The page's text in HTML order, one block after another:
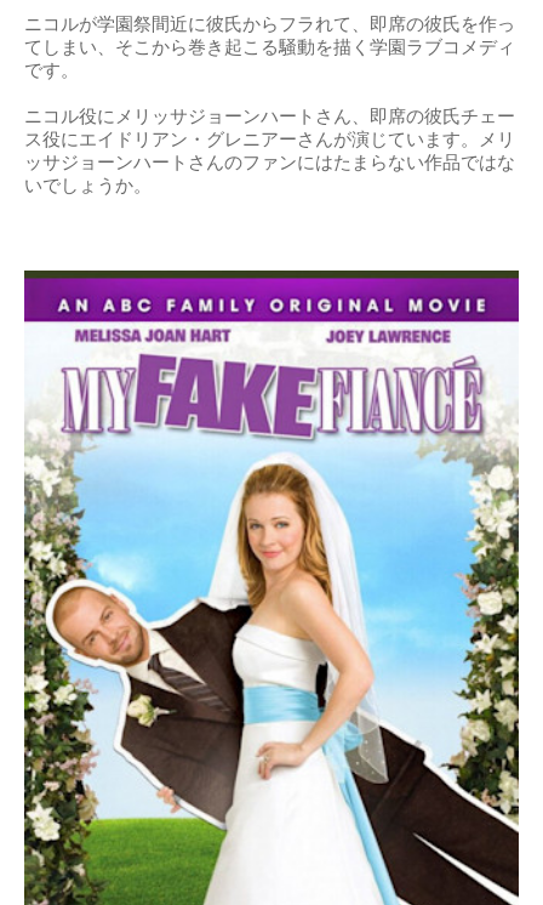
ニコルが学園祭間近に彼氏からフラれて、即席の彼氏を作っ
てしまい、そこから巻き起こる騒動を描く学園ラブコメディ
です。
ニコル役にメリッサジョーンハートさん、即席の彼氏チェー
ス役にエイドリアン・グレニアーさんが演じています。メリ
ッサジョーンハートさんのファンにはたまらない作品ではな
いでしょうか。